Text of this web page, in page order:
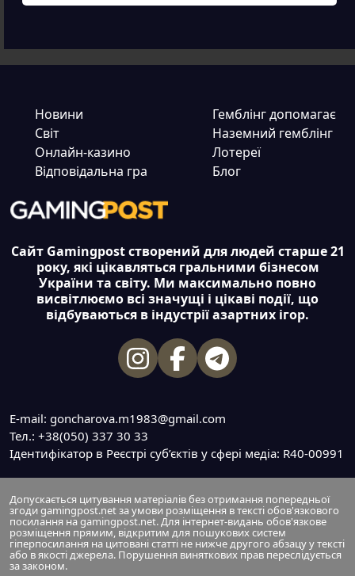
Новини
Світ
Онлайн-казино
Відповідальна гра
Гемблінг допомагає
Наземний гемблінг
Лотереї
Блог
Сайт Gamingpost створений для людей старше 21
року, які цікавляться гральними бізнесом
України та світу. Ми максимально повно
висвітлюємо всі значущі і цікаві події, що
відбуваються в індустрії азартних ігор.
E-mail: goncharova.m1983@gmail.com
Тел.: +38(050) 337 30 33
Ідентифікатор в Реєстрі суб’єктів у сфері медіа: R40-00991
Допускається цитування матеріалів без отримання попередньої
згоди gamingpost.net за умови розміщення в тексті обов'язкового
посилання на gamingpost.net. Для інтернет-видань обов'язкове
розміщення прямим, відкритим для пошукових систем
гіперпосилання на цитовані статті не нижче другого абзацу у тексті
або в якості джерела. Порушення виняткових прав переслідується
за законом.